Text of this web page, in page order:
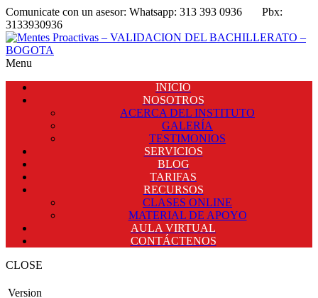
Comunicate con un asesor: Whatsapp: 313 393 0936 Pbx:
3133930936
Menu
INICIO
NOSOTROS
ACERCA DEL INSTITUTO
GALERÍA
TESTIMONIOS
SERVICIOS
BLOG
TARIFAS
RECURSOS
CLASES ONLINE
MATERIAL DE APOYO
AULA VIRTUAL
CONTÁCTENOS
CLOSE
Version